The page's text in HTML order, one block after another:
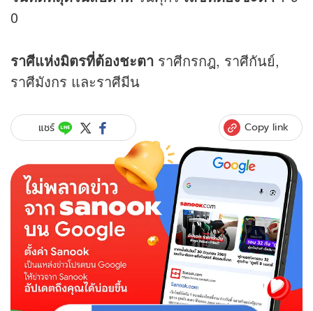
0
ราศีแห่งมิตรที่ต้องชะตา ราศีกรกฎ, ราศีกันย์,
ราศีมังกร และราศีมีน
แชร์ Copy link